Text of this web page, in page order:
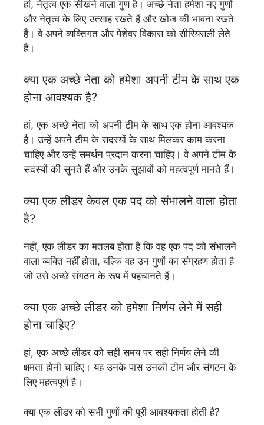
हां, नेतृत्व एक सीखने वाला गुण है। अच्छे नेता हमेशा नए गुणों
और नेतृत्व के लिए उत्साह रखते हैं और खोज की भावना रखते
हैं। वे अपने व्यक्तिगत और पेशेवर विकास को सीरियसली लेते
हैं।
क्या एक अच्छे नेता को हमेशा अपनी टीम के साथ एक
होना आवश्यक है?
हां, एक अच्छे नेता को अपनी टीम के साथ एक होना आवश्यक
है। उन्हें अपने टीम के सदस्यों के साथ मिलकर काम करना
चाहिए और उन्हें समर्थन प्रदान करना चाहिए। वे अपने टीम के
सदस्यों की सुनते हैं और उनके सुझावों को महत्वपूर्ण मानते हैं।
क्या एक लीडर केवल एक पद को संभालने वाला होता
है?
नहीं, एक लीडर का मतलब होता है कि वह एक पद को संभालने
वाला व्यक्ति नहीं होता, बल्कि वह उन गुणों का संग्रहण होता है
जो उसे अच्छे संगठन के रूप में पहचानते हैं।
क्या एक अच्छे लीडर को हमेशा निर्णय लेने में सही
होना चाहिए?
हां, एक अच्छे लीडर को सही समय पर सही निर्णय लेने की
क्षमता होनी चाहिए। यह उनके पास उनकी टीम और संगठन के
लिए महत्वपूर्ण है।
क्या एक लीडर को सभी गुणों की पूरी आवश्यकता होती है?